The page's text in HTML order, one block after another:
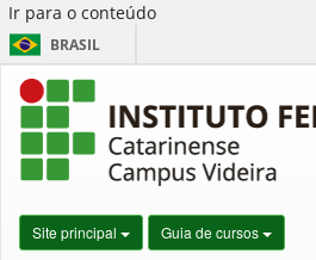
Ir para o conteúdo
BRASIL
Site principal Guia de cursos